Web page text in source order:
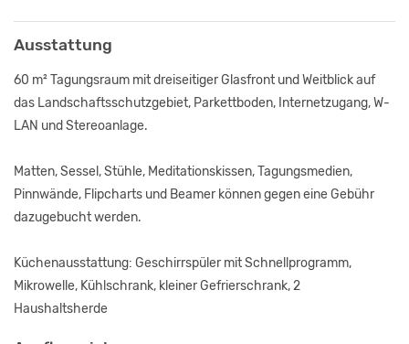
Ausstattung
60 m² Tagungsraum mit dreiseitiger Glasfront und Weitblick auf
das Landschaftsschutzgebiet, Parkettboden, Internetzugang, W-
LAN und Stereoanlage.
Matten, Sessel, Stühle, Meditationskissen, Tagungsmedien,
Pinnwände, Flipcharts und Beamer können gegen eine Gebühr
dazugebucht werden.
Küchenausstattung: Geschirrspüler mit Schnellprogramm,
Mikrowelle, Kühlschrank, kleiner Gefrierschrank, 2
Haushaltsherde